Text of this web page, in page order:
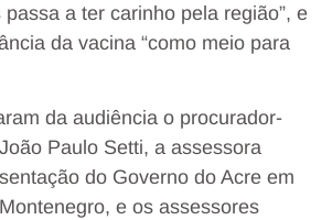
a ter carinho pela região”, e
da vacina “como meio para
da audiência o procurador-
Paulo Setti, a assessora
do Governo do Acre em
e os assessores